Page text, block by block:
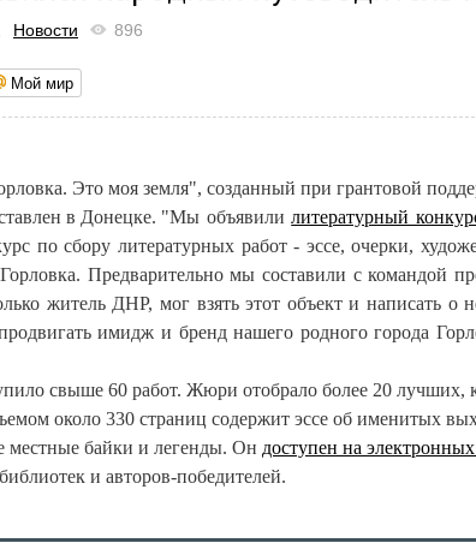
Новости 896
Мой мир
Это моя земля", созданный при грантовой
в Донецке. "Мы объявилилитературный
по сбору литературных работ - эссе, очерки,
Предварительно мы составили с командой
житель ДНР, мог взять этот объект и написать о
имидж и бренд нашего родного города
свыше 60 работ. Жюри отобрало более 20 лучших,
около 330 страниц содержит эссе об именитых
местные байки и легенды. Он доступен на
и авторов-победителей.